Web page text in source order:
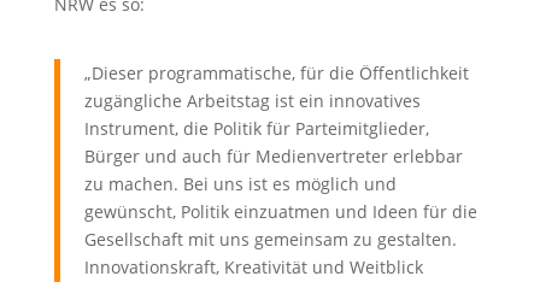
„Dieser programmatische, für die Öffentlichkeit
zugängliche Arbeitstag ist ein innovatives
Instrument, die Politik für Parteimitglieder,
Bürger und auch für Medienvertreter erlebbar
zu machen. Bei uns ist es möglich und
gewünscht, Politik einzuatmen und Ideen für die
Gesellschaft mit uns gemeinsam zu gestalten.
Innovationskraft, Kreativität und Weitblick